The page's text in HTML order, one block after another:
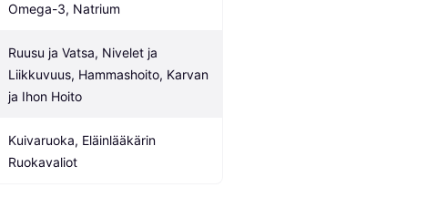
Omega-3, Natrium
Ruusu ja Vatsa, Nivelet ja
Liikkuvuus, Hammashoito, Karvan
ja Ihon Hoito
Kuivaruoka, Eläinlääkärin
Ruokavaliot